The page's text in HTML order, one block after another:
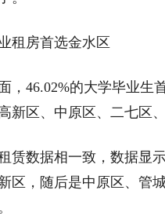
房首选金水区
46.02%的大学毕业生
新区、中原区、二七区
数据相一致，数据显示
区，随后是中原区、管